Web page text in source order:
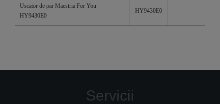
Uscator de par Maestria For You
HY9430E0
HY9430E0
Servicii